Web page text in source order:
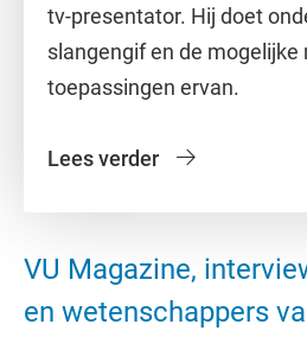
tv-presentator. Hij doet
slangengif en de mogelijke
toepassingen ervan.
Lees verder
VU Magazine,
en wetenschappers